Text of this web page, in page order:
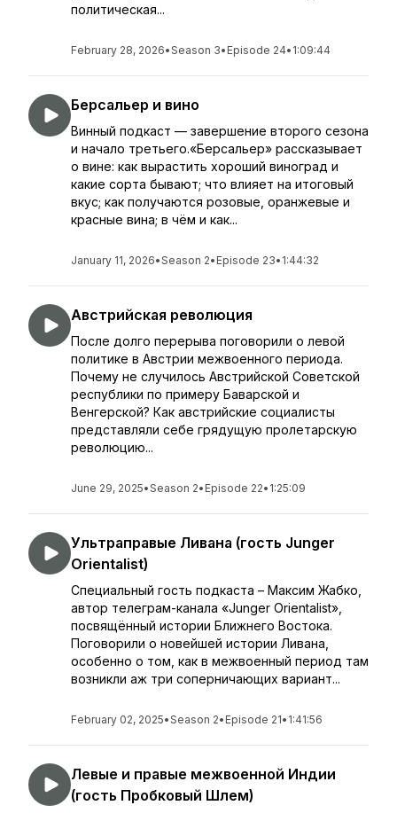
политическая...
February 28, 2026•Season 3• Episode 24• 1:09:44
Берсальер и вино
Винный подкаст — завершение второго сезона
и начало третьего.«Берсальер» рассказывает
о вине: как вырастить хороший виноград и
какие сорта бывают; что влияет на итоговый
вкус; как получаются розовые, оранжевые и
красные вина; в чём и как...
January 11, 2026•Season 2• Episode 23• 1:44:32
Австрийская революция
После долго перерыва поговорили о левой
политике в Австрии межвоенного периода.
Почему не случилось Австрийской Советской
республики по примеру Баварской и
Венгерской? Как австрийские социалисты
представляли себе грядущую пролетарскую
революцию...
June 29, 2025•Season 2• Episode 22• 1:25:09
Ультраправые Ливана (гость Junger
Orientalist)
Специальный гость подкаста – Максим Жабко,
автор телеграм-канала «Junger Orientalist»,
посвящённый истории Ближнего Востока.
Поговорили о новейшей истории Ливана,
особенно о том, как в межвоенный период там
возникли аж три соперничающих вариант...
February 02, 2025•Season 2• Episode 21• 1:41:56
Левые и правые межвоенной Индии
(гость Пробковый Шлем)